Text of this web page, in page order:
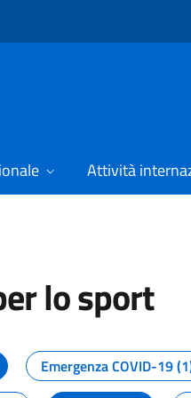
Attività
lo sport
dal
Emergenza COVID-19